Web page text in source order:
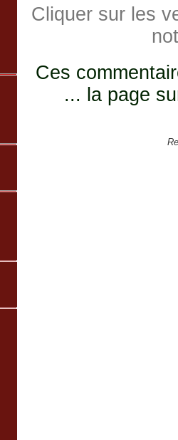
Cliquer sur les
Ces
... la page